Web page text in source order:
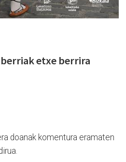
etxe berrira
doanak komentura eramaten